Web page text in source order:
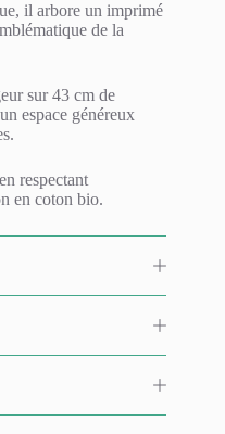
il arbore un imprimé
de la
sur 43 cm de
espace généreux
respectant
en coton bio.